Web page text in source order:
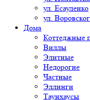
ул. Есауленко
ул.
Дома
Коттеджные
Виллы
Элитные
Недорогие
Частные
Эллинги
Таунхаусы